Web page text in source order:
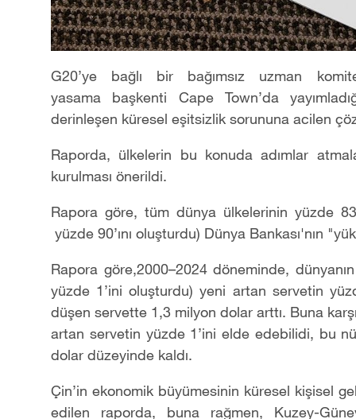
G20’ye bağlı bir bağımsız uzman
yasama başkenti Cape Town’da yayımlad
derinleşen küresel eşitsizlik sorununa acilen çö
Raporda, ülkelerin bu konuda adımlar
kurulması önerildi.
Rapora göre, tüm dünya ülkelerinin yüzde 83
yüzde 90’ını oluşturdu) Dünya Bankası'nın
Rapora göre,2000–2024 döneminde, dünyanı
yüzde 1’ini oluşturdu) yeni artan servetin yü
düşen servette 1,3 milyon dolar arttı. Buna karşı
artan servetin yüzde 1’ini elde edebilidi, bu
dolar düzeyinde kaldı.
Çin’in ekonomik büyümesinin küresel kişisel
edilen raporda,
buna rağmen, Kuzey-Gü